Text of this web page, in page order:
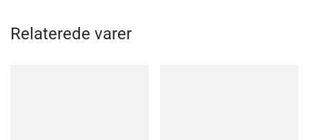
Relaterede varer